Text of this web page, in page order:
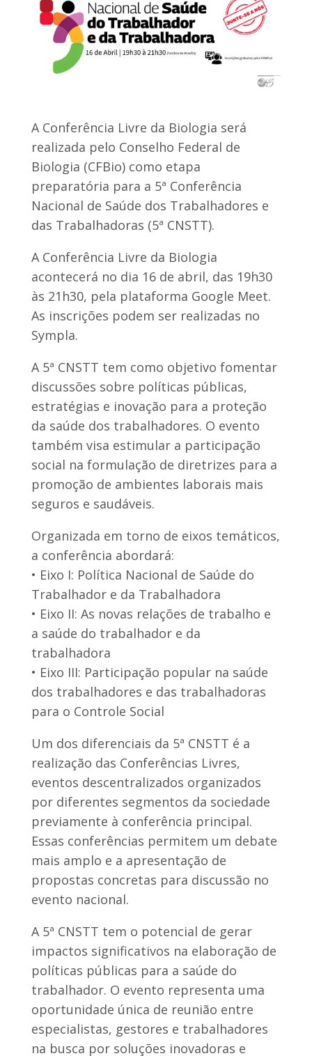
A Conferência Livre da Biologia será
realizada pelo Conselho Federal de
Biologia (CFBio) como etapa
preparatória para a 5ª Conferência
Nacional de Saúde dos Trabalhadores e
das Trabalhadoras (5ª CNSTT).
A Conferência Livre da Biologia
acontecerá no dia 16 de abril, das 19h30
às 21h30, pela plataforma Google Meet.
As inscrições podem ser realizadas no
Sympla.
A 5ª CNSTT tem como objetivo fomentar
discussões sobre políticas públicas,
estratégias e inovação para a proteção
da saúde dos trabalhadores. O evento
também visa estimular a participação
social na formulação de diretrizes para a
promoção de ambientes laborais mais
seguros e saudáveis.
Organizada em torno de eixos temáticos,
a conferência abordará:
• Eixo I: Política Nacional de Saúde do
Trabalhador e da Trabalhadora
• Eixo II: As novas relações de trabalho e
a saúde do trabalhador e da
trabalhadora
• Eixo III: Participação popular na saúde
dos trabalhadores e das trabalhadoras
para o Controle Social
Um dos diferenciais da 5ª CNSTT é a
realização das Conferências Livres,
eventos descentralizados organizados
por diferentes segmentos da sociedade
previamente à conferência principal.
Essas conferências permitem um debate
mais amplo e a apresentação de
propostas concretas para discussão no
evento nacional.
A 5ª CNSTT tem o potencial de gerar
impactos significativos na elaboração de
políticas públicas para a saúde do
trabalhador. O evento representa uma
oportunidade única de reunião entre
especialistas, gestores e trabalhadores
na busca por soluções inovadoras e